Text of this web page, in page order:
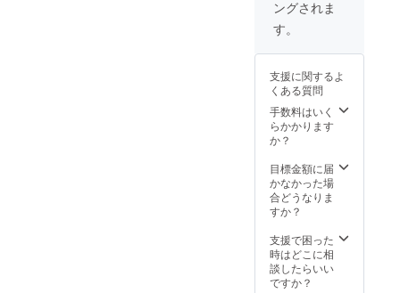
半 開
護市民
ホール
コン
クール
で演奏
するア
ブルも
披露し
ます♪ ※
当日は
場にお
越しく
ださい
※定期演
ングされま
す。
支援に関するよ
くある質問
手数料はいく
らかかります
か？
目標金額に届
かなかった場
合どうなりま
すか？
支援で困った
時はどこに相
談したらいい
ですか？